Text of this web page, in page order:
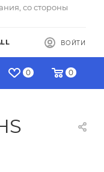
со стороны
ВОЙТИ
0 0